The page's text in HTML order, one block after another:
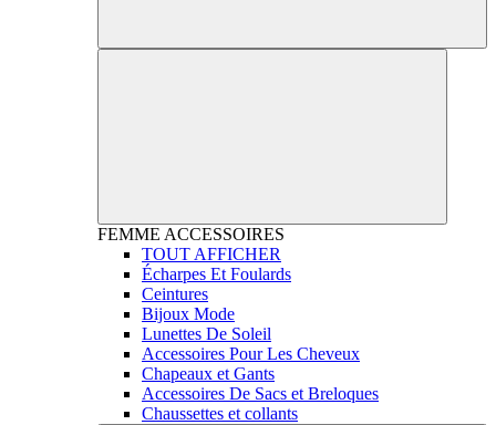
FEMME ACCESSOIRES
TOUT AFFICHER
Écharpes Et Foulards
Ceintures
Bijoux Mode
Lunettes De Soleil
Accessoires Pour Les Cheveux
Chapeaux et Gants
Accessoires De Sacs et Breloques
Chaussettes et collants